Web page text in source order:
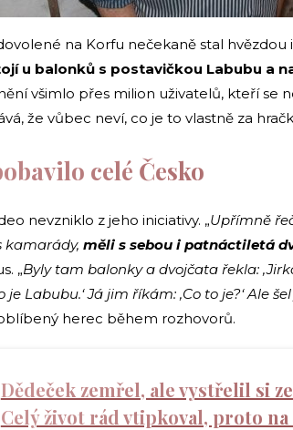
na Korfu nečekaně stal
u balonků s postavičkou Labubu a
všimlo přes milion uživatelů, kteří se
že vůbec neví, co je to vlastně za
celé Česko
nevzniklo z jeho iniciativy. „Upřímně
kamarády, měli s sebou i patnáctiletá
„Byly tam balonky a dvojčata řekla:
je Labubu.‘ Já jim říkám: ‚Co to je?‘ Ale
herec během rozhovorů.
Dědeček zemřel, ale vystřelil si
Celý život rád vtipkoval, proto